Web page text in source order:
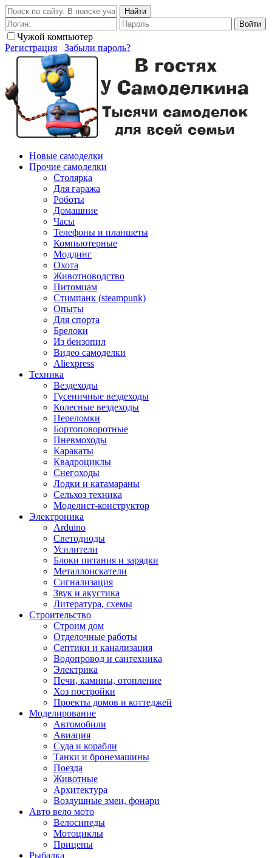
Найти
Войти
Чужой компьютер
Регистрация
Забыли пароль?
Новые самоделки
Прочие самоделки
Столярка
Для гаража
Роботы
Домашние
Часы
Телефоны и планшеты
Компьютерные
Моддинг
Охота
Животноводство
Питомцам
Стимпанк (steampunk)
Опыты
Для спорта
Брелоки
Из бензопил
Видео самоделки
Aliexpress
Техника
Вездеходы
Гусеничные вездеходы
Колесные вездеходы
Переломки
Бортоповоротные
Пневмоходы
Каракаты
Квадроциклы
Снегоходы
Лодки и катамараны
Сельхоз техника
Моделист-конструктор
Электроника
Arduino
Светодиоды
Усилители
Блоки питания и зарядки
Металлоискатели
Сигнализация
Звук и акустика
Литература, схемы
Строительство
Строим дом
Отделочные работы
Септики и канализация
Водопровод и сантехника
Электрика
Печи, камины, отопление
Хоз постройки
Проекты домов и коттеджей
Моделирование
Автомобили
Авиация
Суда и корабли
Танки и бронемашины
Поезда
Животные
Архитектура
Воздушные змеи, фонари
Авто вело мото
Велосипеды
Мотоциклы
Прицепы
Рыбалка